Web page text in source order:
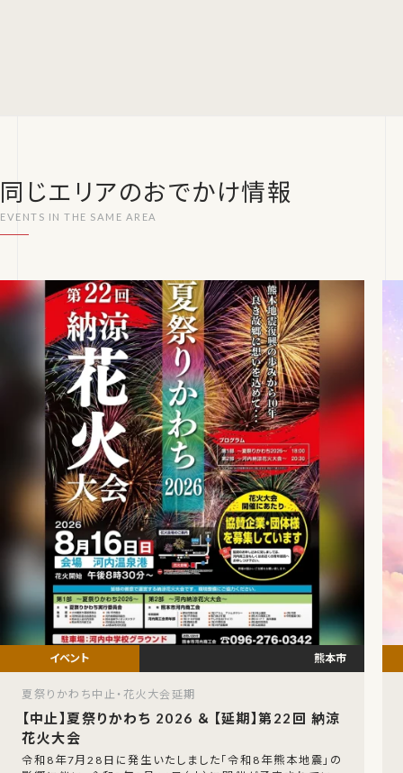
同じエリアのおでかけ情報
【中止】夏祭りかわち 2026 ＆ 【延期】第22回 納涼
花火大会
令和8年7月28日に発生いたしました「令和8年熊本地震」の
熊本市
夏祭りかわち中止・花火大会延期